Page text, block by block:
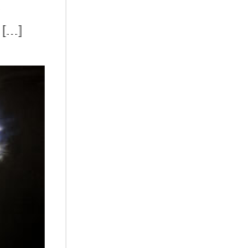
[…]